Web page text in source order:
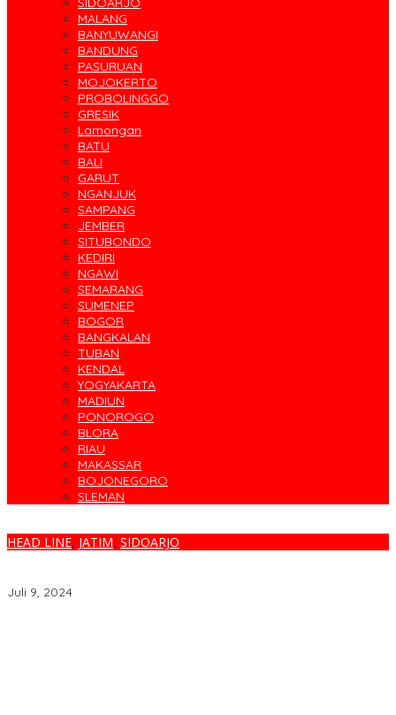
MALANG
BANYUWANGI
BANDUNG
PASURUAN
MOJOKERTO
PROBOLINGGO
GRESIK
Lamongan
BATU
BALI
GARUT
NGANJUK
SAMPANG
JEMBER
SITUBONDO
KEDIRI
NGAWI
SEMARANG
SUMENEP
BOGOR
BANGKALAN
TUBAN
KENDAL
YOGYAKARTA
MADIUN
PONOROGO
BLORA
RIAU
MAKASSAR
BOJONEGORO
SLEMAN
HEAD LINE, JATIM, SIDOARJO
Juli 9, 2024